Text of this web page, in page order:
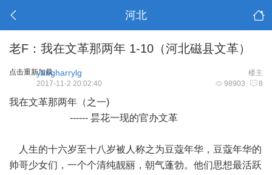
河北
老F：我在文革那两年 1-10（河北磁县文革）
点击重新加载 楼主
yangharrylg
98903 8
2017-11-2 20:02:40
我在文革那两年（之一)
------ 昙花一现的官办文革
人生的十六岁至十八岁被人称之为豆蔻年华，豆蔻年华的
帅哥少女们，一个个清纯靓丽，朝气蓬勃。他们思想最活跃